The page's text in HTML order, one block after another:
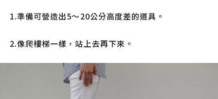
1.準備可營造出5～20公分高度差的道具。
2.像爬樓梯一樣，站上去再下來。